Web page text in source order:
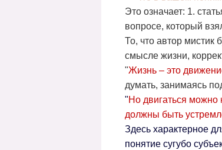
Это означает: 1.
вопросе, который
То, что автор мистик
смысле жизни,
"Жизнь – это
думать, занимаясь
"Но двигаться
должны быть
Здесь характерное
понятие сугубо